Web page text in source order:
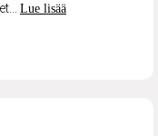
Lue lisää